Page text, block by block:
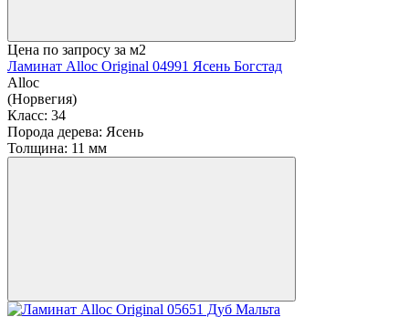
Цена по запросу за м2
Ламинат Alloc Original 04991 Ясень Богстад
Alloc
(Норвегия)
Класс: 34
Порода дерева: Ясень
Толщина: 11 мм